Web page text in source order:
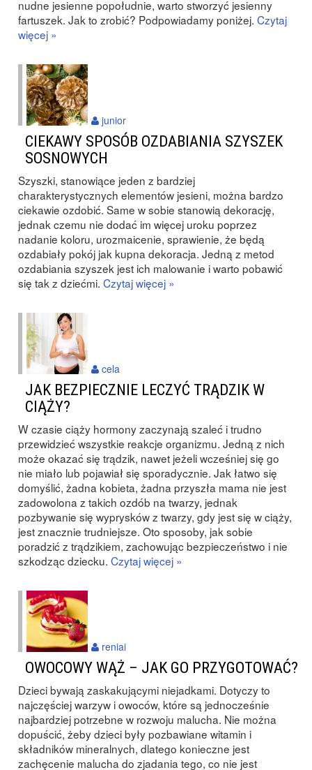
nudne jesienne popołudnie, warto stworzyć jesienny
fartuszek. Jak to zrobić? Podpowiadamy poniżej. Czytaj
więcej »
CIEKAWY SPOSÓB OZDABIANIA SZYSZEK
SOSNOWYCH
Szyszki, stanowiące jeden z bardziej
charakterystycznych elementów jesieni, można bardzo
ciekawie ozdobić. Same w sobie stanowią dekorację,
jednak czemu nie dodać im więcej uroku poprzez
nadanie koloru, urozmaicenie, sprawienie, że będą
ozdabiały pokój jak kupna dekoracja. Jedną z metod
ozdabiania szyszek jest ich malowanie i warto pobawić
się tak z dziećmi. Czytaj więcej »
junior
JAK BEZPIECZNIE LECZYĆ TRĄDZIK W
CIĄŻY?
W czasie ciąży hormony zaczynają szaleć i trudno
przewidzieć wszystkie reakcje organizmu. Jedną z nich
może okazać się trądzik, nawet jeżeli wcześniej się go
nie miało lub pojawiał się sporadycznie. Jak łatwo się
domyślić, żadna kobieta, żadna przyszła mama nie jest
zadowolona z takich ozdób na twarzy, jednak
pozbywanie się wyprysków z twarzy, gdy jest się w ciąży,
jest znacznie trudniejsze. Oto sposoby, jak sobie
poradzić z trądzikiem, zachowując bezpieczeństwo i nie
szkodząc dziecku. Czytaj więcej »
cela
OWOCOWY WĄŻ – JAK GO PRZYGOTOWAĆ?
Dzieci bywają zaskakującymi niejadkami. Dotyczy to
najczęściej warzyw i owoców, które są jednocześnie
najbardziej potrzebne w rozwoju malucha. Nie można
dopuścić, żeby dzieci były pozbawiane witamin i
składników mineralnych, dlatego konieczne jest
zachęcenie malucha do zjadania tego, co nie jest
reniai